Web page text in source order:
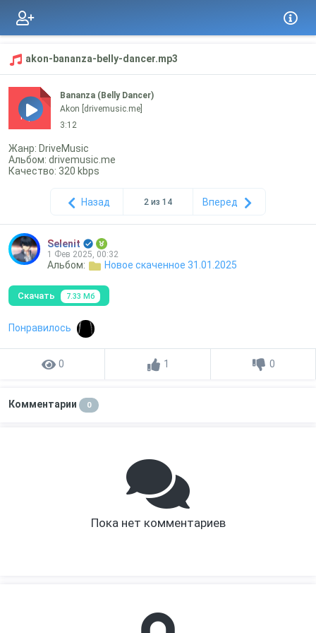
akon-bananza-belly-dancer.mp3
mp3
Bananza (Belly Dancer)
Akon [drivemusic.me]
3:12
Жанр: DriveMusic
Альбом: drivemusic.me
Качество: 320 kbps
Назад 2 из 14 Вперед
Selenit
1 Фев 2025, 00:32
Альбом: Новое скаченное 31.01.2025
Скачать 7.33 Мб
Понравилось
0 1 0
Комментарии 0
Пока нет комментариев